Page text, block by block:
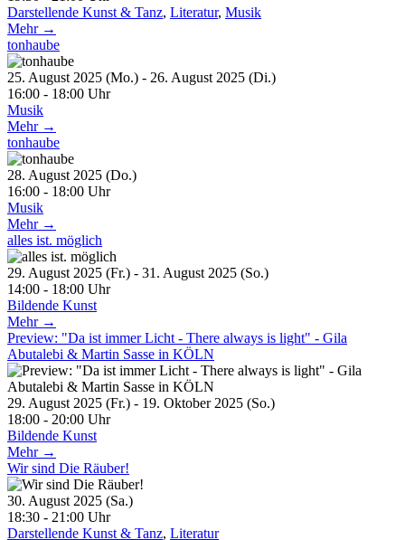
Darstellende Kunst & Tanz, Literatur, Musik
Mehr →
tonhaube
25. August 2025 (Mo.) - 26. August 2025 (Di.)
16:00 - 18:00 Uhr
Musik
Mehr →
tonhaube
28. August 2025 (Do.)
16:00 - 18:00 Uhr
Musik
Mehr →
alles ist. möglich
29. August 2025 (Fr.) - 31. August 2025 (So.)
14:00 - 18:00 Uhr
Bildende Kunst
Mehr →
Preview: "Da ist immer Licht - There always is light" - Gila
Abutalebi & Martin Sasse in KÖLN
29. August 2025 (Fr.) - 19. Oktober 2025 (So.)
18:00 - 20:00 Uhr
Bildende Kunst
Mehr →
Wir sind Die Räuber!
30. August 2025 (Sa.)
18:30 - 21:00 Uhr
Darstellende Kunst & Tanz, Literatur